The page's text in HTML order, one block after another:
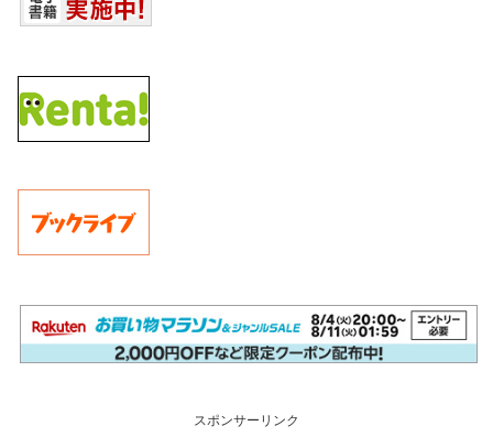
スポンサーリンク